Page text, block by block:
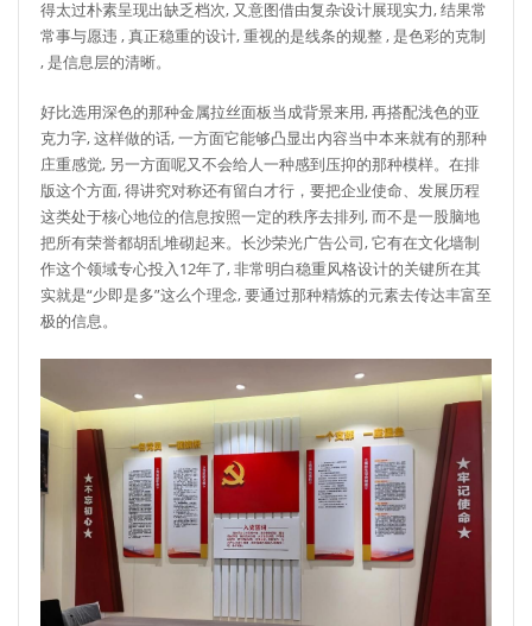
得太过朴素呈现出缺乏档次, 又意图借由复杂设计展现实力, 结果常
常事与愿违 , 真正稳重的设计, 重视的是线条的规整 , 是色彩的克制
, 是信息层的清晰。
好比选用深色的那种金属拉丝面板当成背景来用, 再搭配浅色的亚
克力字, 这样做的话, 一方面它能够凸显出内容当中本来就有的那种
庄重感觉, 另一方面呢又不会给人一种感到压抑的那种模样。在排
版这个方面, 得讲究对称还有留白才行，要把企业使命、发展历程
这类处于核心地位的信息按照一定的秩序去排列, 而不是一股脑地
把所有荣誉都胡乱堆砌起来。长沙荣光广告公司, 它有在文化墙制
作这个领域专心投入12年了, 非常明白稳重风格设计的关键所在其
实就是“少即是多”这么个理念, 要通过那种精炼的元素去传达丰富至
极的信息。